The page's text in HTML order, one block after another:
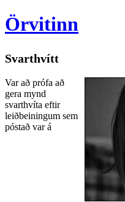
Örvitinn
Svarthvítt
Var að prófa að
gera mynd
svarthvíta eftir
leiðbeiningum sem
póstað var á